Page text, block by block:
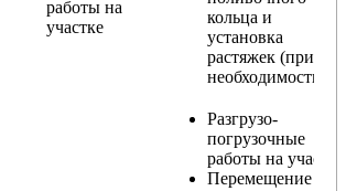
работы на
участке
кольца и
установка
растяжек (при
необходимости)
Разгрузо-
погрузочные
работы на участке
Перемещение